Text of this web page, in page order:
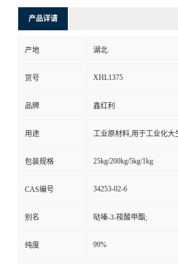
产品详请
产地 湖北
货号 XHL1375
品牌 鑫红利
用途 工业原材料,用于工业化大
包装规格 25kg/200kg/5kg/1kg
CAS编号 34253-02-6
别名 哒嗪-3-羧酸甲酯;
纯度 99%